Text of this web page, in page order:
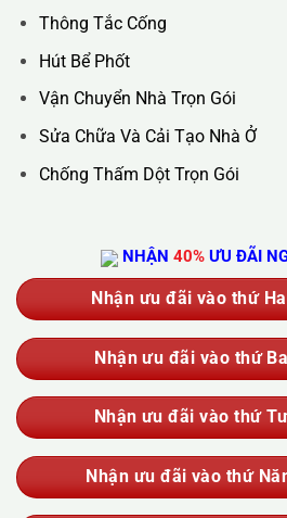
TP Hà Nội
Hotline : 0388.444.445
Vệ Sinh Công Nghiệp
Vệ Sinh Kính Nhà Cao Tầng
Đánh Bóng Và Phục Hồi Sàn Đá
Giặt Thảm, Giặt Đệm, Giặt Rèm,
Sục Rửa Đường Ống Nước Sinh
Thau Rửa Bể Nước Sạch